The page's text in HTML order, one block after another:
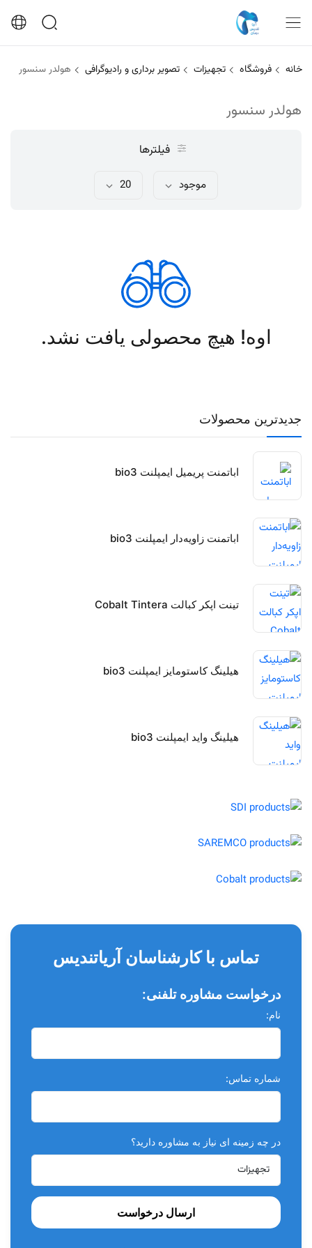
خانه فروشگاه تجهیزات تصویر برداری و رادیوگرافی هولدر سنسور
جدیدترین محصولات
اباتمنت پریمیل ایمپلنت bio3
اباتمنت زاویه‌دار ایمپلنت bio3
تینت اپکر کبالت Cobalt Tintera
هیلینگ کاستومایز ایمپلنت bio3
هیلینگ واید ایمپلنت bio3
هولدر سنسور
فیلترها
موجود 20
اوه! هیچ محصولی یافت نشد.
تماس با کارشناسان آریاتندیس
درخواست مشاوره تلفنی:
نام:
شماره تماس:
در چه زمینه ای نیاز به مشاوره دارید؟
ارسال درخواست